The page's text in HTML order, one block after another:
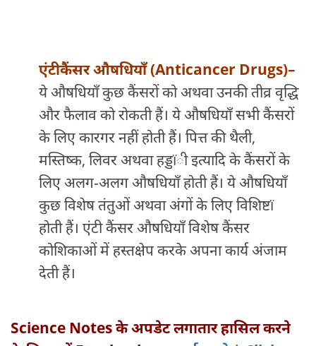
एंटीकैंसर औषधियाँ (Anticancer Drugs)–
ये औषधियाँ कुछ कैंसरों को अथवा उनकी तीव्र वृद्धि
और फैलाव को रोकती हैं। ये औषधियाँ सभी कैंसरों
के लिए कारगर नहीं होती हैं। पित्त की थैली,
मस्तिष्क, लिवर अथवा हड्डïी इत्यादि के कैंसरों के
लिए अलग-अलग औषधियाँ होती हैं। ये औषधियाँ
कुछ विशेष तंतुओं अथवा अंगों के लिए विशिष्टï
होती हैं। एंटी कैंसर औषधियाँ विशेष कैंसर
कोशिकाओं में हस्तक्षेप करके अपना कार्य अंजाम
देती हैं।
Science Notesके अपडेट लगातार हासिल करने